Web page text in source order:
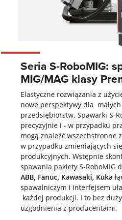
Seria S-RoboMIG:
MIG/MAG klasy
Elastyczne rozwiązania z
nowe perspektywy dla
przedsiębiorstw. Spawarki S-
precyzyjnie i - w przypadku
mogą znaleźć wszechstronne
w przypadku zmieniających
produkcyjnych. Wstępnie
spawania pakiety S-RoboMIG
ABB, Fanuc, Kawasaki, Kuka
spawalniczym i interfejsem
każdej produkcji. I to bez
uzgodnienia z producentami.